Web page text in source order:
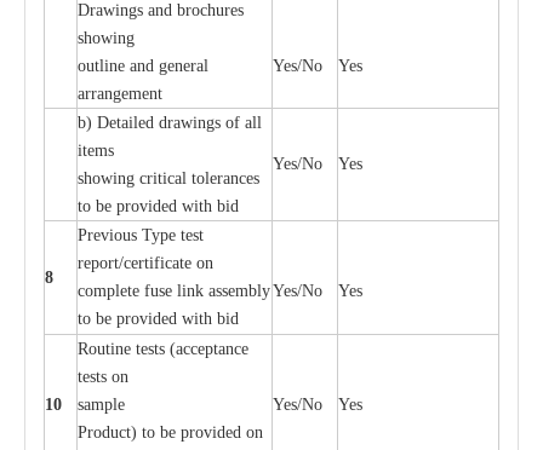
Drawings and brochures
showing
outline and general
arrangement
Yes/No Yes
b) Detailed drawings of all
items
showing critical tolerances
to be provided with bid
Yes/No Yes
8
Previous Type test
report/certificate on
complete fuse link assembly
to be provided with bid
Yes/No Yes
10
Routine tests (acceptance
tests on
sample
Product) to be provided on
Yes/No Yes